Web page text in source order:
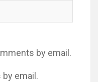
by email.
email.